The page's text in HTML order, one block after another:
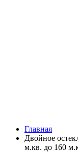
Главная
Двойное
м.кв. до 160